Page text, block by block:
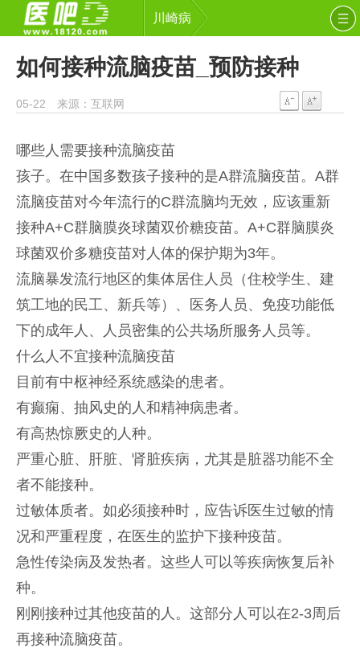
川崎病
如何接种流脑疫苗_预防接种
05-22 来源：互联网
哪些人需要接种流脑疫苗
孩子。在中国多数孩子接种的是A群流脑疫苗。A群
流脑疫苗对今年流行的C群流脑均无效，应该重新
接种A+C群脑膜炎球菌双价糖疫苗。A+C群脑膜炎
球菌双价多糖疫苗对人体的保护期为3年。
流脑暴发流行地区的集体居住人员（住校学生、建
筑工地的民工、新兵等）、医务人员、免疫功能低
下的成年人、人员密集的公共场所服务人员等。
什么人不宜接种流脑疫苗
目前有中枢神经系统感染的患者。
有癫痫、抽风史的人和精神病患者。
有高热惊厥史的人种。
严重心脏、肝脏、肾脏疾病，尤其是脏器功能不全
者不能接种。
过敏体质者。如必须接种时，应告诉医生过敏的情
况和严重程度，在医生的监护下接种疫苗。
急性传染病及发热者。这些人可以等疾病恢复后补
种。
刚刚接种过其他疫苗的人。这部分人可以在2-3周后
再接种流脑疫苗。